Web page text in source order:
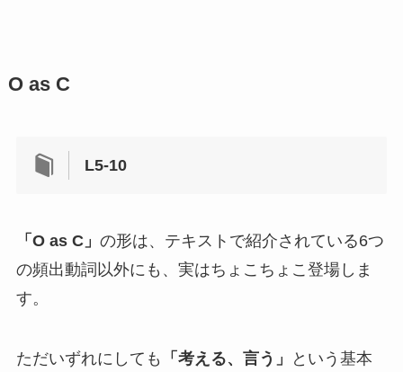
O as C
L5-10
「O as C」 の形は、テキストで紹介されている6つ
の頻出動詞以外にも、実はちょこちょこ登場しま
す。
ただいずれにしても 「考える、言う」
という基本